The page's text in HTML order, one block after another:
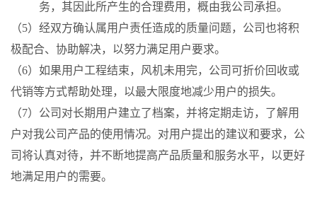
务，其因此所产生的合理费用，概由我公司承担。
（5）经双方确认属用户责任造成的质量问题，公司也将积
极配合、协助解决，以努力满足用户要求。
（6）如果用户工程结束，风机未用完，公司可折价回收或
代销等方式帮助处理，以最大限度地减少用户的损失。
（7）公司对长期用户建立了档案，并将定期走访，了解用
户对我公司产品的使用情况。对用户提出的建议和要求，公
司将认真对待，并不断地提高产品质量和服务水平，以更好
地满足用户的需要。